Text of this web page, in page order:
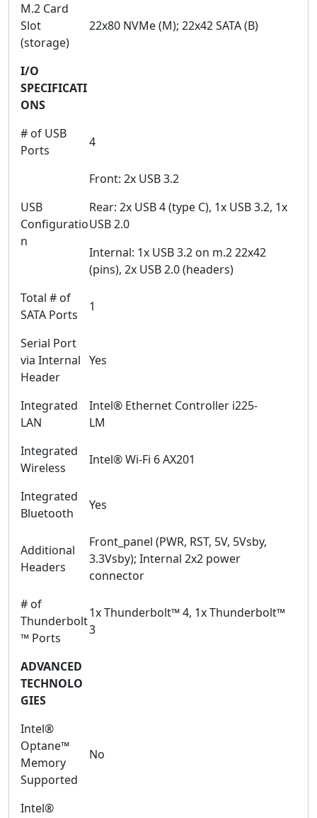
M.2 Card
Slot
(storage)
22x80 NVMe (M); 22x42 SATA (B)
I/O
SPECIFICATI
ONS
# of USB
Ports
4
USB
Configuratio
n
Front: 2x USB 3.2
Rear: 2x USB 4 (type C), 1x USB 3.2, 1x
USB 2.0
Internal: 1x USB 3.2 on m.2 22x42
(pins), 2x USB 2.0 (headers)
Total # of
SATA Ports
1
Serial Port
via Internal
Header
Yes
Integrated
LAN
Intel® Ethernet Controller i225-
LM
Integrated
Wireless
Intel® Wi-Fi 6 AX201
Integrated
Bluetooth
Yes
Additional
Headers
Front_panel (PWR, RST, 5V, 5Vsby,
3.3Vsby); Internal 2x2 power
connector
# of
Thunderbolt
™ Ports
1x Thunderbolt™ 4, 1x Thunderbolt™
3
ADVANCED
TECHNOLO
GIES
Intel®
Optane™
Memory
Supported
No
Intel®